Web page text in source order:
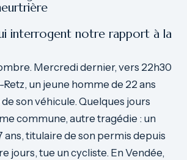
interrogent notre rapport à la
Mercredi dernier, vers 22h30
un jeune homme de 22 ans
son véhicule. Quelques jours
commune, autre tragédie : un
ans, titulaire de son permis depuis
jours, tue un cycliste. En Vendée,